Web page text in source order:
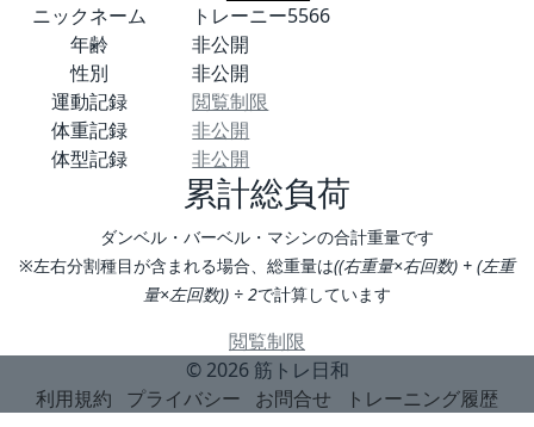
ニックネーム
トレーニー5566
年齢
非公開
性別
非公開
運動記録
閲覧制限
体重記録
非公開
体型記録
非公開
累計総負荷
ダンベル・バーベル・マシンの合計重量です
※左右分割種目が含まれる場合、総重量は((右重量×右回数) + (左重
量×左回数)) ÷ 2で計算しています
閲覧制限
© 2026 筋トレ日和
利用規約
プライバシー お問合せ トレーニング履歴